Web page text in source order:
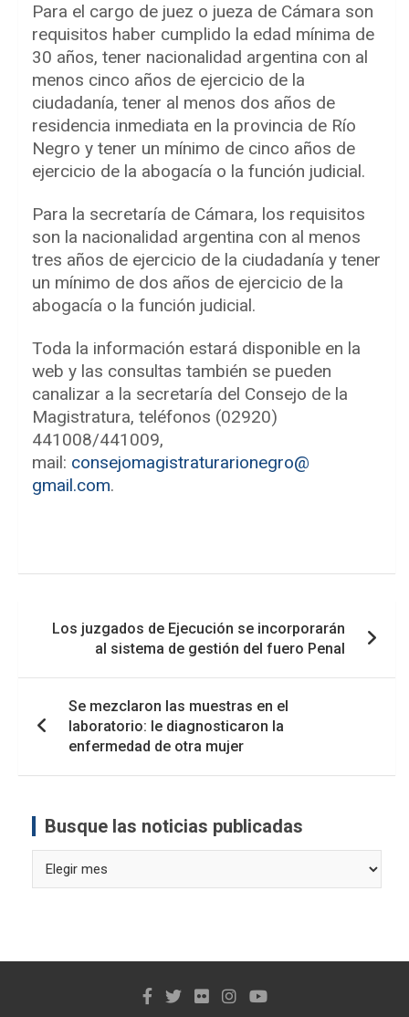
Para el cargo de juez o jueza de Cámara son
requisitos haber cumplido la edad mínima de
30 años, tener nacionalidad argentina con al
menos cinco años de ejercicio de la
ciudadanía, tener al menos dos años de
residencia inmediata en la provincia de Río
Negro y tener un mínimo de cinco años de
ejercicio de la abogacía o la función judicial.
Para la secretaría de Cámara, los requisitos
son la nacionalidad argentina con al menos
tres años de ejercicio de la ciudadanía y tener
un mínimo de dos años de ejercicio de la
abogacía o la función judicial.
Toda la información estará disponible en la
web y las consultas también se pueden
canalizar a la secretaría del Consejo de la
Magistratura, teléfonos (02920)
441008/441009,
mail: consejomagistraturarionegro@
gmail.com.
entradas
Los juzgados de Ejecución se incorporarán
al sistema de gestión del fuero Penal
Se mezclaron las muestras en el
laboratorio: le diagnosticaron la
enfermedad de otra mujer
Busque las noticias publicadas
las